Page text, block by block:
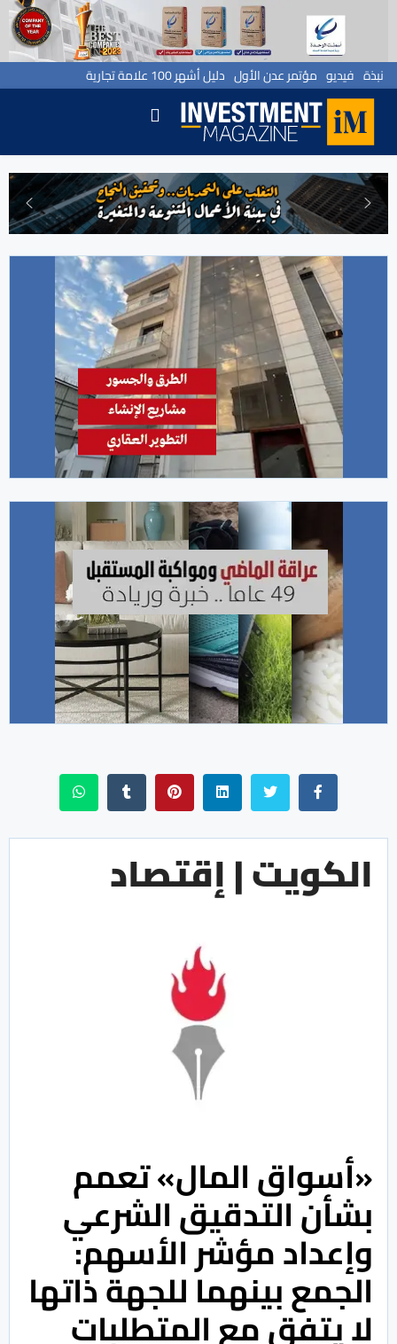
نبذة فيديو مؤتمر عدن الأول دليل أشهر 100 علامة تجارية
الكويت | إقتصاد
«أسواق المال» تعمم
بشأن التدقيق الشرعي
وإعداد مؤشر الأسهم:
الجمع بينهما للجهة ذاتها
لا يتفق مع المتطلبات